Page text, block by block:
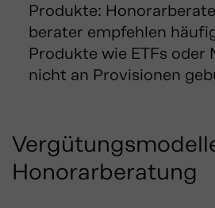
Produkte:
berater empfehlen
Produkte wie ETFs oder
nicht an Provisionen
Honorarberatung